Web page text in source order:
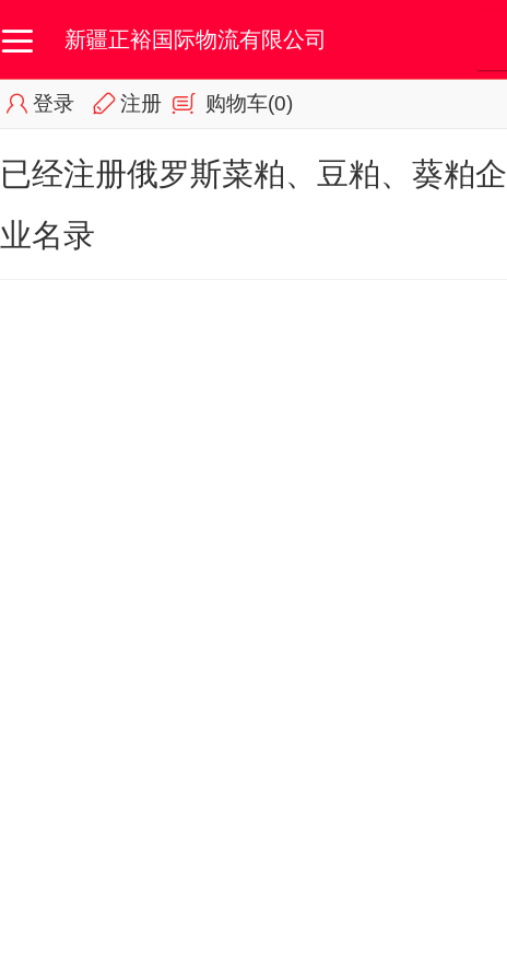
新疆正裕国际物流有限公司
首页 我的订单 会员专区
登录 注册 购物车(0)
已经注册俄罗斯菜粕、豆粕、葵粕企
业名录